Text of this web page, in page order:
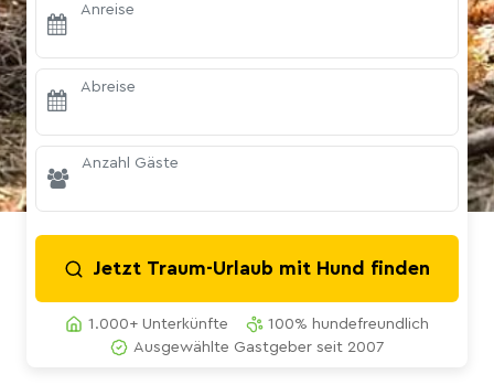
Anreise
Abreise
Anzahl Gäste
Jetzt Traum-Urlaub mit Hund finden
1.000+ Unterkünfte
100% hundefreundlich
Ausgewählte Gastgeber seit 2007